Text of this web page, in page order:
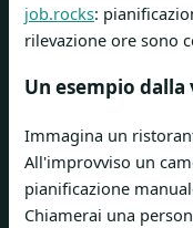
job.rocks:
rilevazione ore sono
Un esempio
Immagina un
All'improvviso un
pianificazione
Chiamerai una